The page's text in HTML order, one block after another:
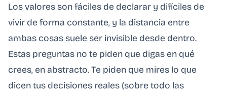
Los valores son fáciles de declarar y difíciles de
vivir de forma constante, y la distancia entre
ambas cosas suele ser invisible desde dentro.
Estas preguntas no te piden que digas en qué
crees, en abstracto. Te piden que mires lo que
dicen tus decisiones reales (sobre todo las